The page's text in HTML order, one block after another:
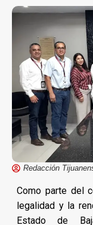
Redacción
Como parte del
legalidad y la
Estado de